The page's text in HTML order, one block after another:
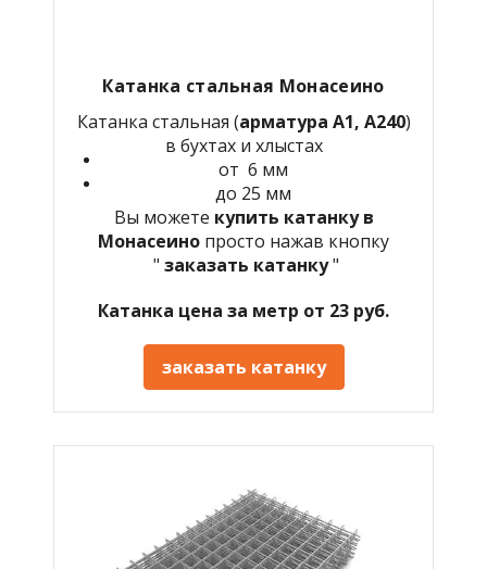
Катанка стальная Монасеино
Катанка стальная (арматура А1, А240)
в бухтах и хлыстах
от 6 мм
до 25 мм
Вы можете купить катанку в
Монасеино просто нажав кнопку
" заказать катанку"
Катанка цена за метр от 23 руб.
заказать катанку